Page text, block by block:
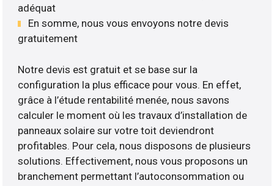
adéquat
En somme, nous vous envoyons notre devis
gratuitement
Notre devis est gratuit et se base sur la
configuration la plus efficace pour vous. En effet,
grâce à l’étude rentabilité menée, nous savons
calculer le moment où les travaux d’installation de
panneaux solaire sur votre toit deviendront
profitables. Pour cela, nous disposons de plusieurs
solutions. Effectivement, nous vous proposons un
branchement permettant l’autoconsommation ou